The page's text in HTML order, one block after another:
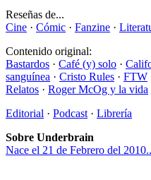
Reseñas de...
Cine · Cómic · Fanzine ·
Contenido original:
Bastardos · Café (y) solo ·
sanguínea · Cristo Rules · FTW
Relatos · Roger McOg y la vida
Editorial · Podcast · Librería
Sobre Underbrain
Nace el 21 de Febrero del